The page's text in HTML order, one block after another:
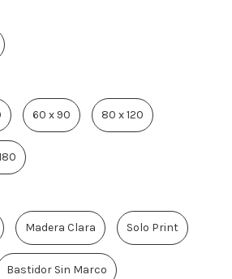
60 x 90 80 x 120
Madera Clara Solo Print
Bastidor Sin Marco